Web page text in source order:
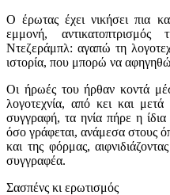
Ο έρωτας έχει νικήσει πια
εμμονή,
Ντεζεράμπλ: αγαπώ τη
ιστορία, που μπορώ να
Οι ήρωές του ήρθαν κοντά
λογοτεχνία, από κει και
συγγραφή, τα ηνία πήρε η
όσο γράφεται, ανάμεσα στους
και της φόρμας,
συγγραφέα.
Σασπένς κι ερωτισμός